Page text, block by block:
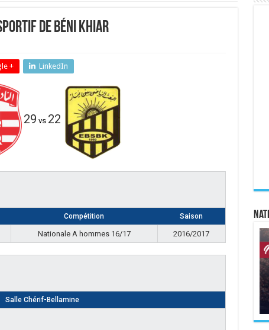
de Béni Khiar
+ LinkedIn
29 vs 22
Compétition Saison
Nationale A hommes 16/17 2016/2017
Salle Chérif-Bellamine